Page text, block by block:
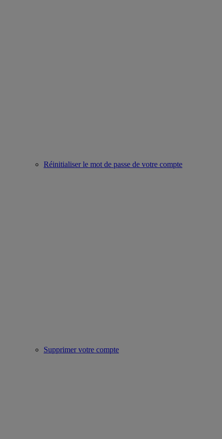
Réinitialiser le mot de passe de votre compte
Supprimer votre compte